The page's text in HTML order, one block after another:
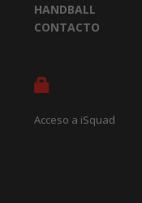
HANDBALL
CONTACTO
Acceso a iSquad